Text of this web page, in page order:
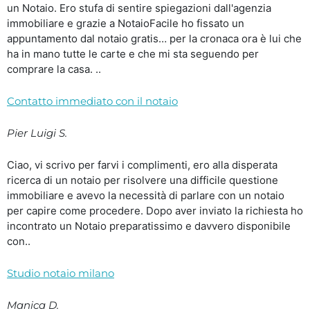
un Notaio. Ero stufa di sentire spiegazioni dall'agenzia
immobiliare e grazie a NotaioFacile ho fissato un
appuntamento dal notaio gratis… per la cronaca ora è lui che
ha in mano tutte le carte e che mi sta seguendo per
comprare la casa. ..
Contatto immediato con il notaio
Pier Luigi S.
Ciao, vi scrivo per farvi i complimenti, ero alla disperata
ricerca di un notaio per risolvere una difficile questione
immobiliare e avevo la necessità di parlare con un notaio
per capire come procedere. Dopo aver inviato la richiesta ho
incontrato un Notaio preparatissimo e davvero disponibile
con..
Studio notaio milano
Manica D.